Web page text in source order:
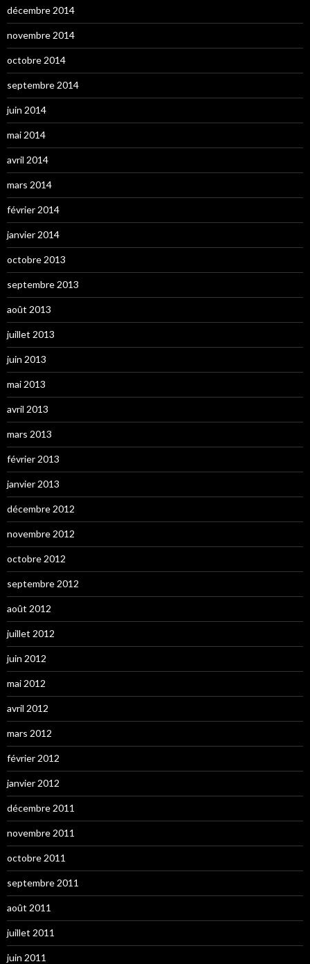
décembre 2014
novembre 2014
octobre 2014
septembre 2014
juin 2014
mai 2014
avril 2014
mars 2014
février 2014
janvier 2014
octobre 2013
septembre 2013
août 2013
juillet 2013
juin 2013
mai 2013
avril 2013
mars 2013
février 2013
janvier 2013
décembre 2012
novembre 2012
octobre 2012
septembre 2012
août 2012
juillet 2012
juin 2012
mai 2012
avril 2012
mars 2012
février 2012
janvier 2012
décembre 2011
novembre 2011
octobre 2011
septembre 2011
août 2011
juillet 2011
juin 2011